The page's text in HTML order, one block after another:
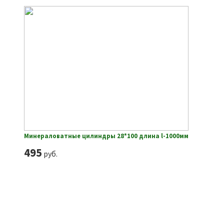
Минераловатные цилиндры 28*100 длина l-1000мм
495 руб.